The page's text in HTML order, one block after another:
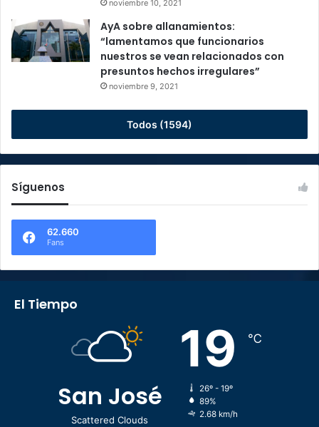
noviembre 10, 2021
AyA sobre allanamientos:
“lamentamos que funcionarios
nuestros se vean relacionados con
presuntos hechos irregulares”
noviembre 9, 2021
Todos (1594)
Síguenos
62.660
Fans
El Tiempo
San José
Scattered Clouds
19 ℃
26º - 19º
89%
2.68 km/h